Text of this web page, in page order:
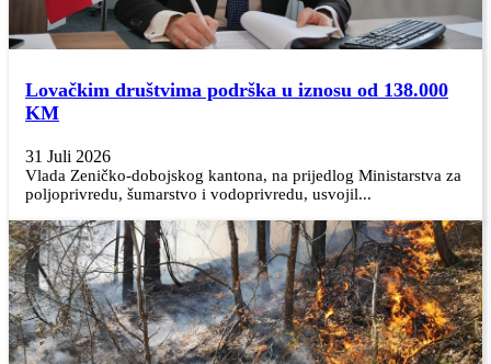
Lovačkim društvima podrška u iznosu od 138.000
KM
31 Juli 2026
Vlada Zeničko-dobojskog kantona, na prijedlog Ministarstva za
poljoprivredu, šumarstvo i vodoprivredu, usvojil...